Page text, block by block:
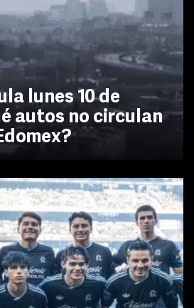
lunes 10 de
autos no circulan